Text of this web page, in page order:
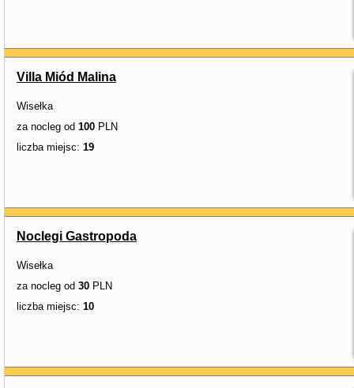
Villa Miód Malina
Wisełka
za nocleg od 100 PLN
liczba miejsc: 19
Noclegi Gastropoda
Wisełka
za nocleg od 30 PLN
liczba miejsc: 10